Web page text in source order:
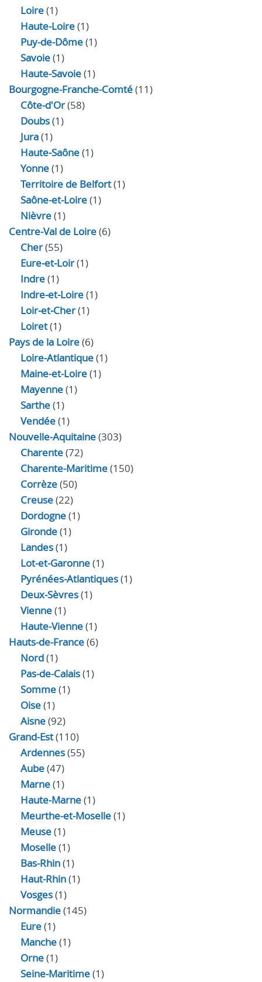
Loire(1)
Haute-Loire(1)
Puy-de-Dôme(1)
Savoie(1)
Haute-Savoie(1)
Bourgogne-Franche-Comté(11)
Côte-d'Or(58)
Doubs(1)
Jura(1)
Haute‑Saône(1)
Yonne(1)
Territoire de Belfort(1)
Saône-et-Loire(1)
Nièvre(1)
Centre-Val de Loire(6)
Cher(55)
Eure‑et‑Loir(1)
Indre(1)
Indre‑et‑Loire(1)
Loir‑et‑Cher(1)
Loiret(1)
Pays de la Loire(6)
Loire-Atlantique(1)
Maine-et-Loire(1)
Mayenne(1)
Sarthe(1)
Vendée(1)
Nouvelle-Aquitaine(303)
Charente(72)
Charente-Maritime(150)
Corrèze(50)
Creuse(22)
Dordogne(1)
Gironde(1)
Landes(1)
Lot-et-Garonne(1)
Pyrénées-Atlantiques(1)
Deux-Sèvres(1)
Vienne(1)
Haute-Vienne(1)
Hauts-de-France(6)
Nord(1)
Pas-de-Calais(1)
Somme(1)
Oise(1)
Aisne(92)
Grand-Est(110)
Ardennes(55)
Aube(47)
Marne(1)
Haute-Marne(1)
Meurthe-et-Moselle(1)
Meuse(1)
Moselle(1)
Bas-Rhin(1)
Haut-Rhin(1)
Vosges(1)
Normandie(145)
Eure(1)
Manche(1)
Orne(1)
Seine-Maritime(1)